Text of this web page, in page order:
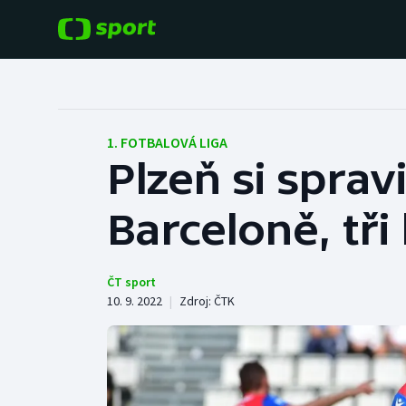
Hokej
Tenis
Cyklistika
Baseball a softbal
Basketbal
Boby a skeleton
Box
1. FOTBALOVÁ LIGA
Plzeň si
Barceloně, tři
ČT sport
10. 9. 2022 | Zdroj: ČTK